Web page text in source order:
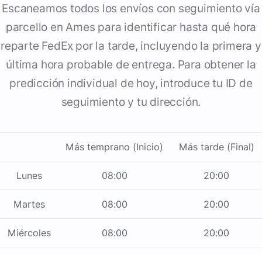
Escaneamos todos los envíos con seguimiento vía
parcello en Ames para identificar hasta qué hora
reparte FedEx por la tarde, incluyendo la primera y
última hora probable de entrega. Para obtener la
predicción individual de hoy, introduce tu ID de
seguimiento y tu dirección.
Más temprano (Inicio) Más tarde (Final)
Lunes 08:00 20:00
Martes 08:00 20:00
Miércoles 08:00 20:00